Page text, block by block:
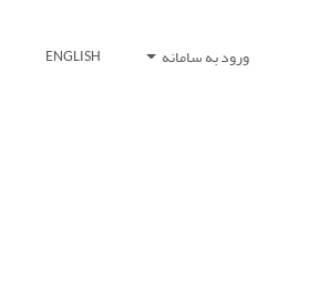
ورود به سامانه ENGLISH